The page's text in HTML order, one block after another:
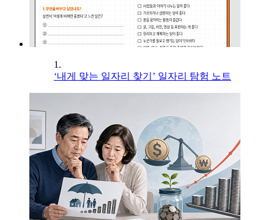
1.
‘내게 맞는 일자리 찾기’ 일자리 탐험 노트